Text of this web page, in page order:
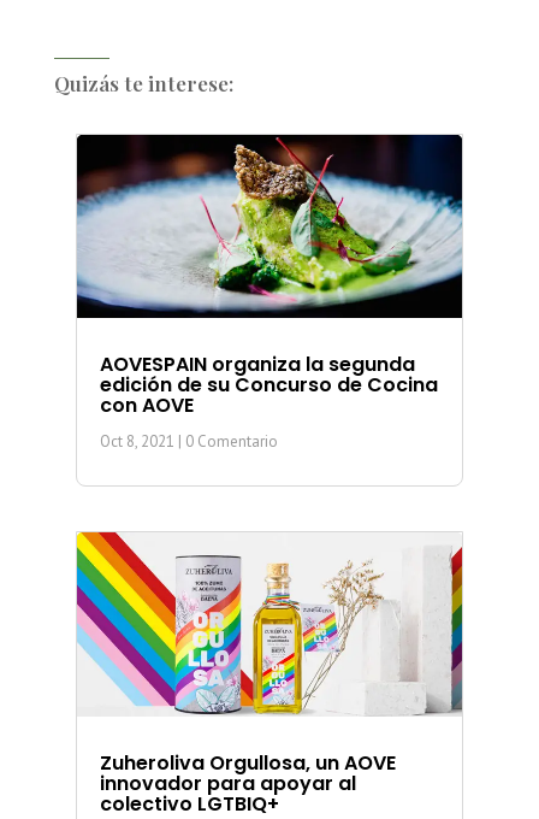
Quizás te interese:
AOVESPAIN organiza la segunda
edición de su Concurso de Cocina
con AOVE
Oct 8, 2021 | 0 Comentario
Zuheroliva Orgullosa, un AOVE
innovador para apoyar al
colectivo LGTBIQ+